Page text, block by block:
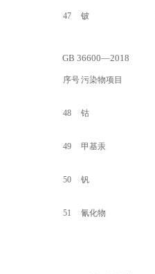
47 铍
GB 36600—2018
序号污染物项目
48 钴
49 甲基汞
50 钒
51 氰化物